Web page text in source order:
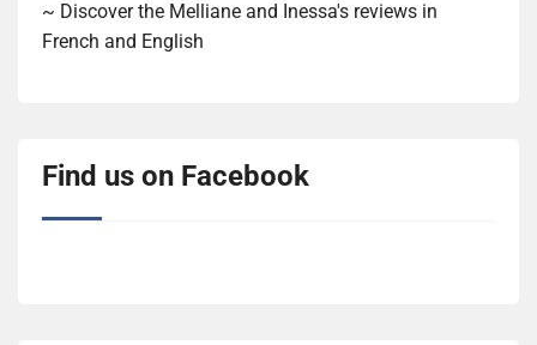
~ Discover the Melliane and Inessa's reviews in
French and English
Find us on Facebook